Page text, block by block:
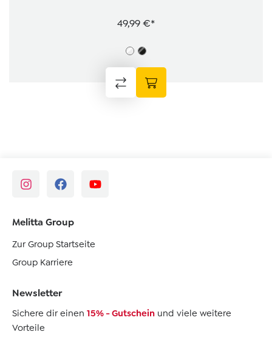
49,99 €*
Melitta Group
Zur Group Startseite
Group Karriere
Newsletter
Sichere dir einen 15% - Gutschein und viele weitere
Vorteile